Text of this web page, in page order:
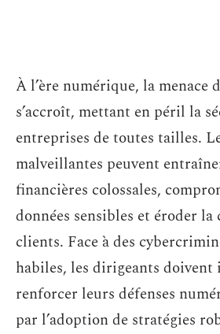
À l’ère numérique, la menace
s’accroît, mettant en péril la
entreprises de toutes tailles.
malveillantes peuvent
financières colossales,
données sensibles et éroder la
clients. Face à des
habiles, les dirigeants
renforcer leurs défenses
par l’adoption de stratégies